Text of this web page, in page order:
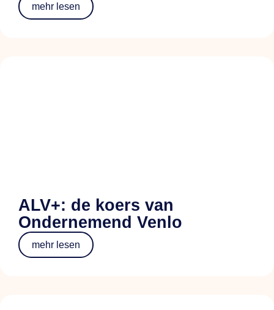
mehr lesen
ALV+: de koers van
Ondernemend Venlo
mehr lesen